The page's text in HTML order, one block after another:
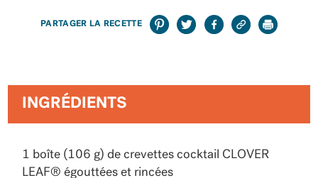
PARTAGER LA RECETTE
INGRÉDIENTS
1 boîte (106 g) de crevettes cocktail CLOVER
LEAF® égouttées et rincées